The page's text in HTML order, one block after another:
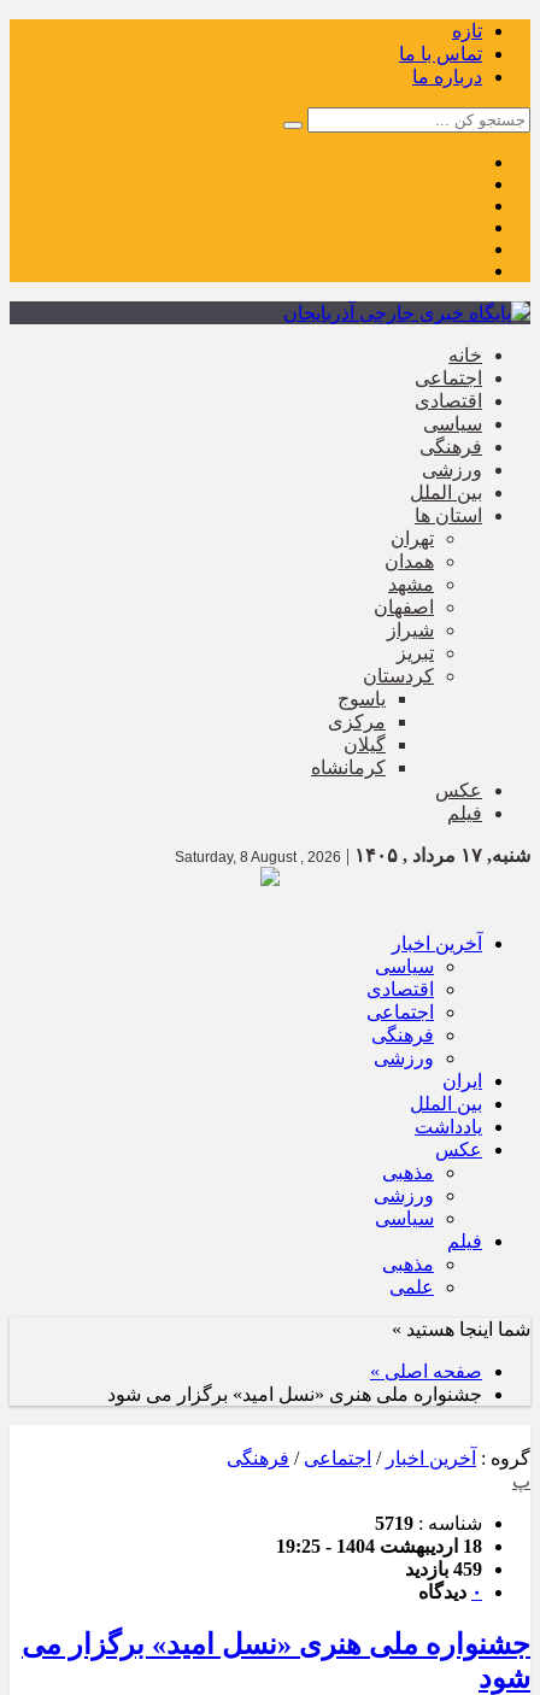
تازه
تماس با ما
درباره ما
خانه
اجتماعی
اقتصادی
سیاسی
فرهنگی
ورزشی
بین الملل
استان ها
تهران
همدان
مشهد
اصفهان
شیراز
تبریز
کردستان
یاسوج
مرکزی
گیلان
کرمانشاه
عکس
فیلم
شنبه, ۱۷ مرداد , ۱۴۰۵ |
Saturday, 8 August , 2026
آخرین اخبار
سیاسی
اقتصادی
اجتماعی
فرهنگی
ورزشی
ایران
بین الملل
یادداشت
عکس
مذهبی
ورزشی
سیاسی
فیلم
مذهبی
علمی
شما اینجا هستید »
صفحه اصلی »
جشنواره ملی هنری «نسل امید» برگزار می شود
گروه : آخرین اخبار / اجتماعی / فرهنگی
پ
شناسه : 5719
18 اردیبهشت 1404 - 19:25
459 بازدید
۰ دیدگاه
جشنواره ملی هنری «نسل امید» برگزار می
شود